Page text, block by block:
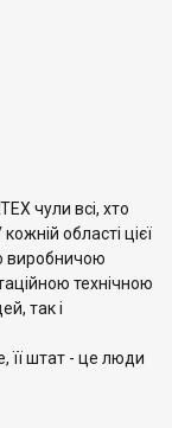
чули всі, хто
області цієї
виробничою
технічною
так і
її штат - це люди